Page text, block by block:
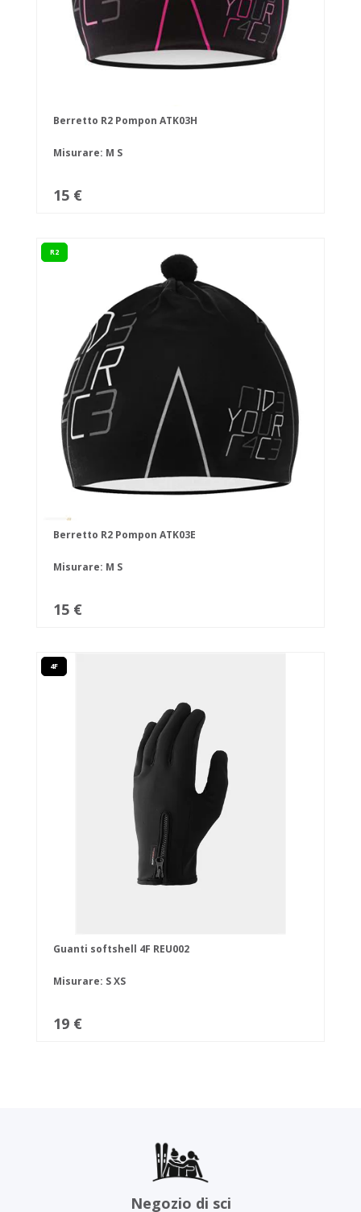
Berretto R2 Pompon ATK03H
Misurare: M S
15 €
R2
Berretto R2 Pompon ATK03E
Misurare: M S
15 €
4F
Guanti softshell 4F REU002
Misurare: SXS
19 €
Negozio di sci